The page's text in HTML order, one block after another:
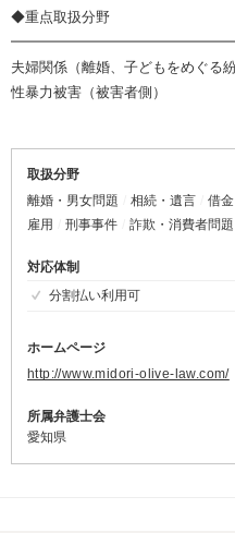
◆重点取扱分野
夫婦関係（離婚、子どもをめぐる
性暴力被害（被害者側）
取扱分野
離婚・男女問題
相続・遺言 借
雇用
刑事事件 詐欺・消費者問題
対応体制
分割払い利用可
ホームページ
http://www.midori-olive-law.com/
所属弁護士会
愛知県